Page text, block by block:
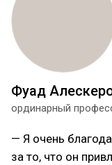
Фуад
ординарный
— Я очень
за то, что он